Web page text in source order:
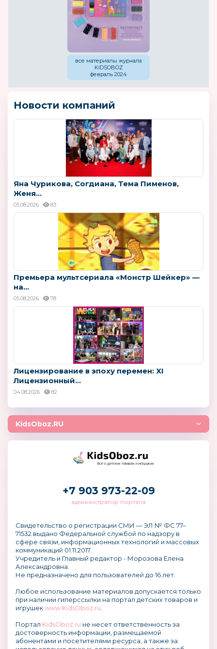
все материалы журнала
KIDSOBOZ
февраль 2024
Новости компаний
Яна Чурикова, Согдиана, Тема Пименов,
Женя...
05.08.2026 83
Премьера мультсериала «Монстр Шейкер» —
на...
05.08.2026 78
Лицензирование в эпоху перемен: XI
Лицензионный...
04.08.2026 82
KidsOboz.RU
Всё о детских товарах и игрушках
+7 903 973-22-09
администратор портала
Свидетельство о регистрации СМИ — ЭЛ № ФС 77–
71532 выдано Федеральной службой по надзору в
сфере связи, информационных технологий и массовых
коммуникаций 01.11.2017.
Учредитель и Главный редактор - Морозова Елена
Александровна.
Не предназначено для пользователей до 16 лет.
Любое использование материалов допускается только
при наличии гиперссылки на портал детских товаров и
игрушекwww.KidsOboz.ru
Портал KidsOboz.ru не несет ответственность за
достоверность информации, размещаемой
абонентами и посетителями ресурса, а также за